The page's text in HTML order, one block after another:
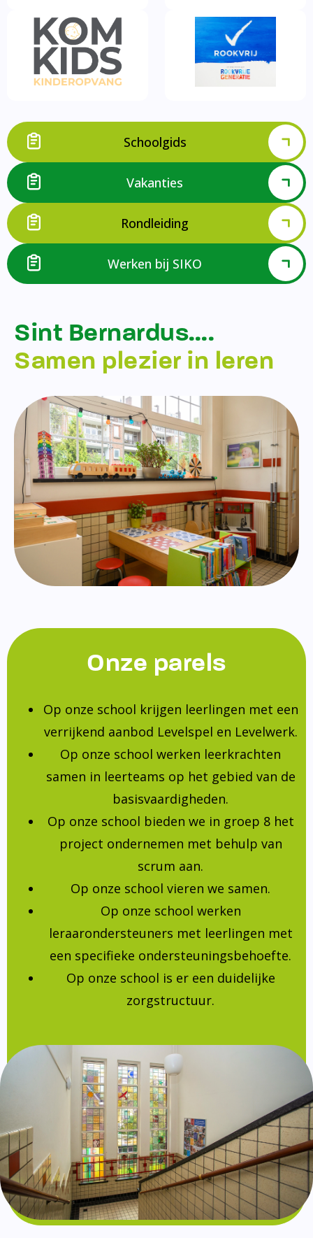
Schoolgids
Vakanties
Rondleiding
Werken bij SIKO
Sint Bernardus….
Samen plezier in leren
Onze parels
Op onze school krijgen leerlingen met een
verrijkend aanbod Levelspel en Levelwerk.
Op onze school werken leerkrachten
samen in leerteams op het gebied van de
basisvaardigheden.
Op onze school bieden we in groep 8 het
project ondernemen met behulp van
scrum aan.
Op onze school vieren we samen.
Op onze school werken
leraarondersteuners met leerlingen met
een specifieke ondersteuningsbehoefte.
Op onze school is er een duidelijke
zorgstructuur.